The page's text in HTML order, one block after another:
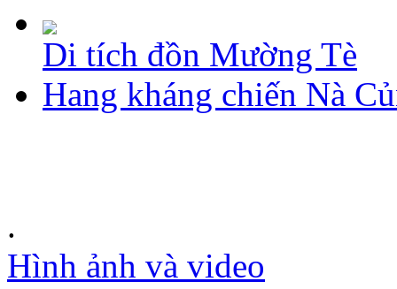
Di tích đồn Mường Tè
Hang kháng chiến Nà
.
Hình ảnh và video